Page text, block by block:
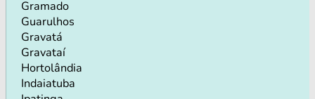
Gramado
Guarulhos
Gravatá
Gravataí
Hortolândia
Indaiatuba